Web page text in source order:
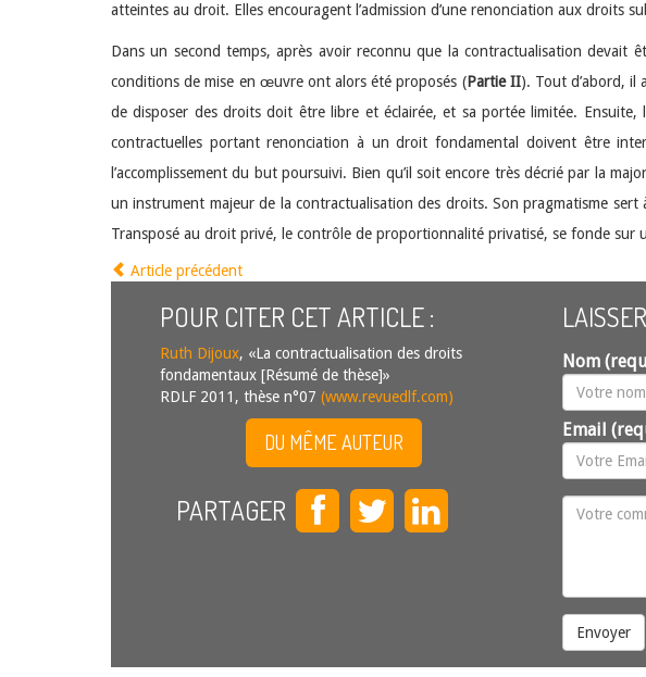
atteintes au droit. Elles encouragent l’admission d’une renonciation aux droits
Dans un second temps, après avoir reconnu que la contractualisation
conditions de mise en œuvre ont alors été proposés (Partie II). Tout d’abord, il
de disposer des droits doit être libre et éclairée, et sa portée limitée.
contractuelles portant renonciation à un droit fondamental doivent être
l’accomplissement du but poursuivi. Bien qu’il soit encore très décrié par la
un instrument majeur de la contractualisation des droits. Son pragmatisme
Transposé au droit privé, le contrôle de proportionnalité privatisé, se fonde
Article précédent
POUR CITER CET ARTICLE :
Ruth Dijoux, «La contractualisation des droits
fondamentaux [Résumé de thèse]»
RDLF 2011, thèse n°07 (www.revuedlf.com)
DU MÊME AUTEUR
PARTAGER
Nom
Email
Envoyer